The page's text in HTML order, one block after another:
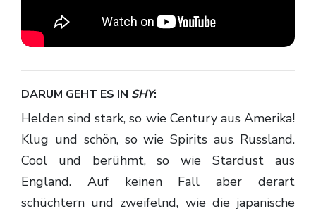
DARUM GEHT ES IN SHY:
Helden sind stark, so wie Century aus Amerika!
Klug und schön, so wie Spirits aus Russland.
Cool und berühmt, so wie Stardust aus
England. Auf keinen Fall aber derart
schüchtern und zweifelnd, wie die japanische